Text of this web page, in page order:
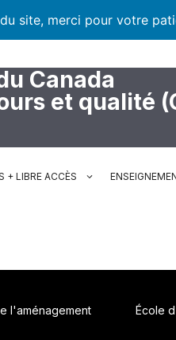
site, merci pour votre
Canada
et qualité
+ LIBRE ACCÈS
l'aménagement École